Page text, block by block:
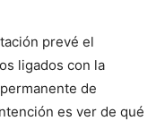
prevé el
ligados con la
de
es ver de qué